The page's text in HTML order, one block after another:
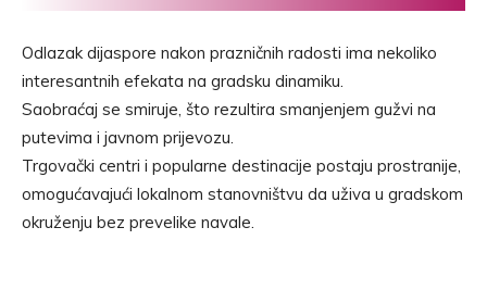
Odlazak dijaspore nakon prazničnih radosti ima nekoliko
interesantnih efekata na gradsku dinamiku.
Saobraćaj se smiruje, što rezultira smanjenjem gužvi na
putevima i javnom prijevozu.
Trgovački centri i popularne destinacije postaju prostranije,
omogućavajući lokalnom stanovništvu da uživa u gradskom
okruženju bez prevelike navale.